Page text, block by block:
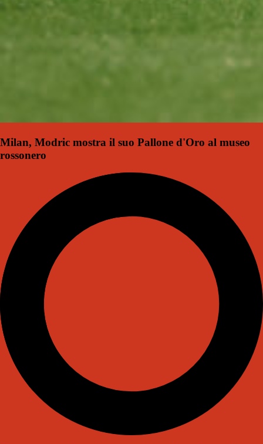
Milan, Modric mostra il suo Pallone d'Oro al museo
rossonero